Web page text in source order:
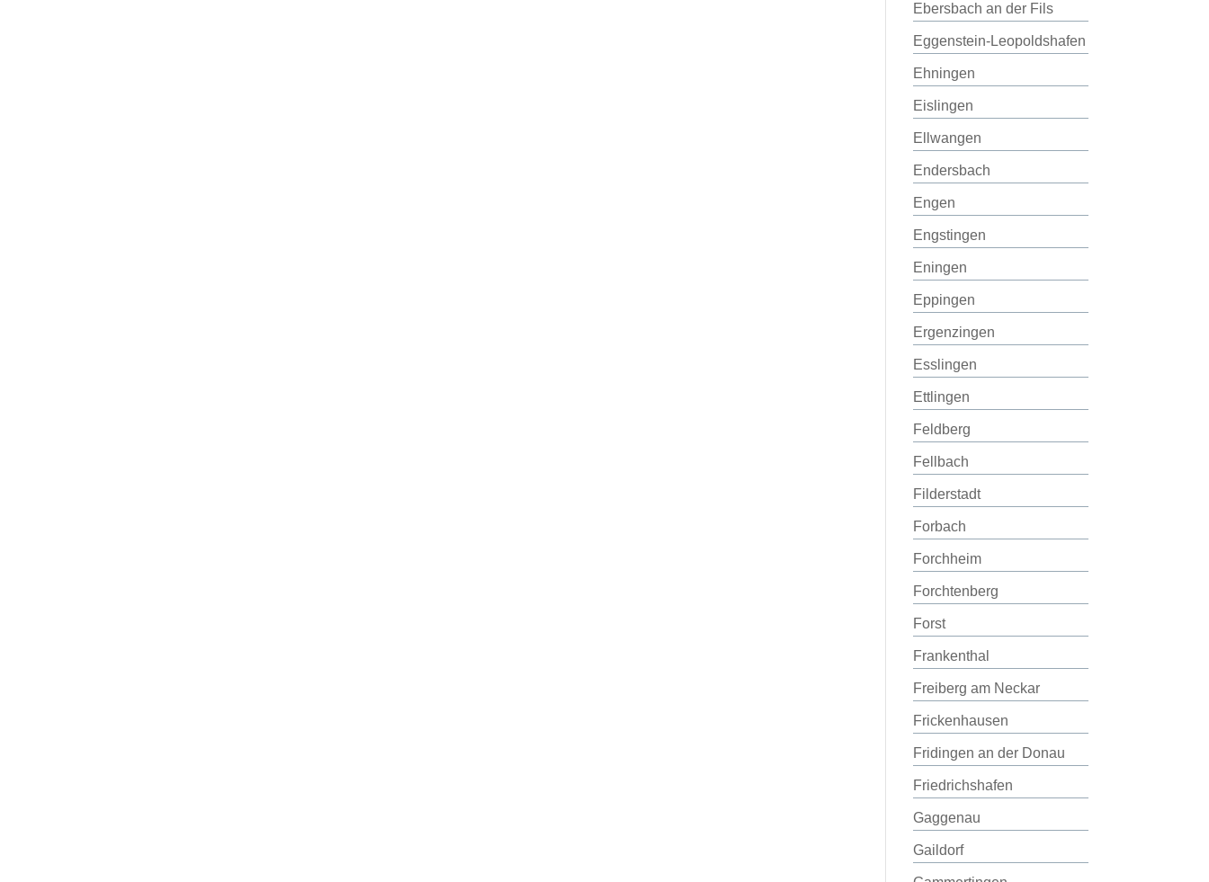
Ebersbach an der Fils
Eggenstein-Leopoldshafen
Ehningen
Eislingen
Ellwangen
Endersbach
Engen
Engstingen
Eningen
Eppingen
Ergenzingen
Esslingen
Ettlingen
Feldberg
Fellbach
Filderstadt
Forbach
Forchheim
Forchtenberg
Forst
Frankenthal
Freiberg am Neckar
Frickenhausen
Fridingen an der Donau
Friedrichshafen
Gaggenau
Gaildorf